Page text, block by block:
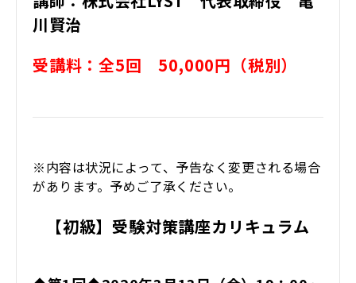
川​賢治
受講料：全5回 50,000円（税別）
※内容は状況によって、予告なく変更される場合
があります。予めご了承ください。
【初級】受験対策講座カリキュラム